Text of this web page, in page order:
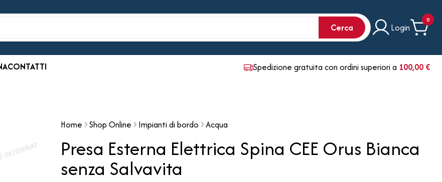
Cerca Login
0
CONTATTI Spedizione gratuita con ordini superiori a 100,00 €
Home Shop Online Impianti di bordo Acqua
Presa Esterna Elettrica Spina CEE Orus Bianca
senza Salvavita